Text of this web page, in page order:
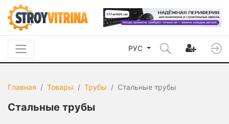
РУС
Главная Товары Трубы Стальные трубы
Стальные трубы